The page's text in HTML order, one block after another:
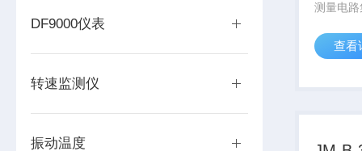
DF9000仪表
转速监测仪
振动温度
测量电
振动测
送器可
查看